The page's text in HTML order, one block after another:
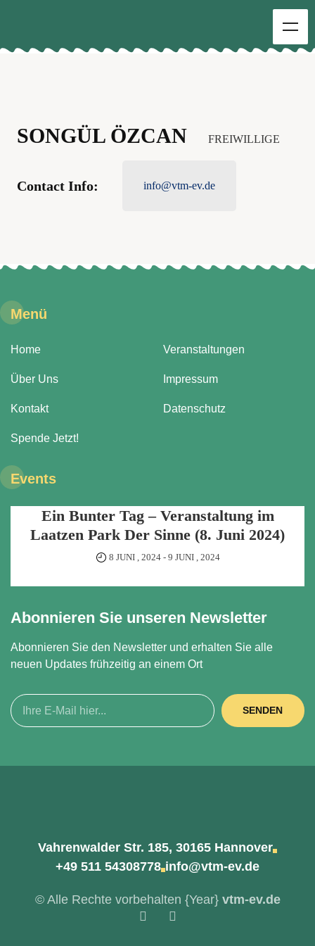
SONGÜL ÖZCAN FREIWILLIGE
Contact Info: info@vtm-ev.de
Menü
Home
Über Uns
Kontakt
Spende Jetzt!
Veranstaltungen
Impressum
Datenschutz
Events
Ein Bunter Tag – Veranstaltung im
Laatzen Park Der Sinne (8. Juni 2024)
8 JUNI , 2024- 9 JUNI , 2024
Abonnieren Sie unseren Newsletter
Abonnieren Sie den Newsletter und erhalten Sie alle
neuen Updates frühzeitig an einem Ort
SENDEN
Vahrenwalder Str. 185, 30165 Hannover
+49 511 54308778 info@vtm-ev.de
© Alle Rechte vorbehalten {Year} vtm-ev.de